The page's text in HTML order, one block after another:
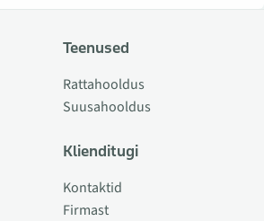
Teenused
Rattahooldus
Suusahooldus
Klienditugi
Kontaktid
Firmast